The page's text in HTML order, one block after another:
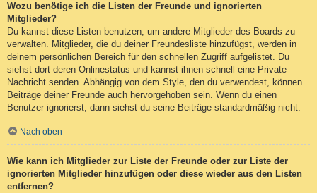
Wozu benötige ich die Listen der Freunde und ignorierten
Mitglieder?
Du kannst diese Listen benutzen, um andere Mitglieder des Boards zu
verwalten. Mitglieder, die du deiner Freundesliste hinzufügst, werden in
deinem persönlichen Bereich für den schnellen Zugriff aufgelistet. Du
siehst dort deren Onlinestatus und kannst ihnen schnell eine Private
Nachricht senden. Abhängig von dem Style, den du verwendest, können
Beiträge deiner Freunde auch hervorgehoben sein. Wenn du einen
Benutzer ignorierst, dann siehst du seine Beiträge standardmäßig nicht.
Nach oben
Wie kann ich Mitglieder zur Liste der Freunde oder zur Liste der
ignorierten Mitglieder hinzufügen oder diese wieder aus den Listen
entfernen?